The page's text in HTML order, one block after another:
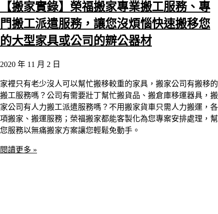
【搬家實錄】榮福搬家專業搬工服務、專
門搬工派遣服務，讓您沒煩惱快速搬移您
的大型家具或公司的辧公器材
2020 年 11 月 2 日
家裡只有老少沒人可以幫忙搬移較重的家具，搬家公司有搬移的
搬工服務嗎？公司有需要壯丁幫忙搬貨品、搬倉庫移運器具，搬
家公司有人力搬工派遣服務嗎？不用搬家貨車只需人力搬運，各
項搬家、搬運服務；榮福搬家都能客製化為您專案安排處理，幫
您服務以無痛搬家方案讓您輕鬆免動手。
閱讀更多 »